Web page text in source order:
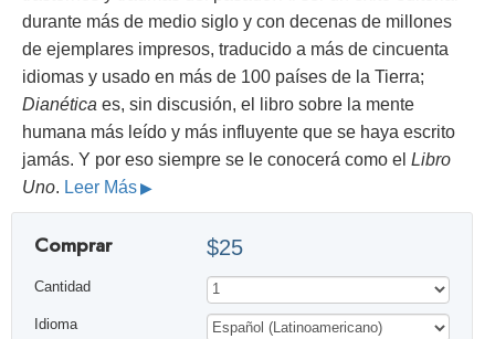
durante más de medio siglo y con decenas de millones
de ejemplares impresos, traducido a más de cincuenta
idiomas y usado en más de 100 países de la Tierra;
Dianética es, sin discusión, el libro sobre la mente
humana más leído y más influyente que se haya escrito
jamás. Y por eso siempre se le conocerá como el Libro
Uno. Leer Más
Comprar $25
Cantidad
Idioma